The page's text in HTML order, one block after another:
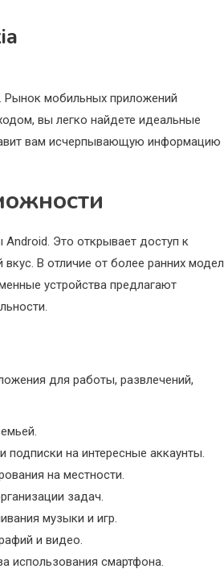
Рынок мобильных приложений
вы легко найдете идеальные
вам исчерпывающую информацию
Это открывает доступ к
В отличие от более ранних
устройства предлагают
для работы, развлечений,
подписки на интересные аккаунты.
на местности.
задач.
музыки и игр.
и видео.
использования смартфона.